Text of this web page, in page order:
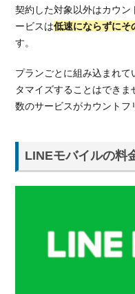
契約した対象以外はカウ
ービスは低速にならずにそ
す。
プランごとに組み込まれ
タマイズすることはでき
数のサービスがカウントフ
LINEモバイルの料